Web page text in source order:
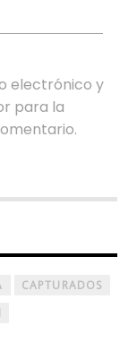
electrónico y
para la
CAPTURADOS